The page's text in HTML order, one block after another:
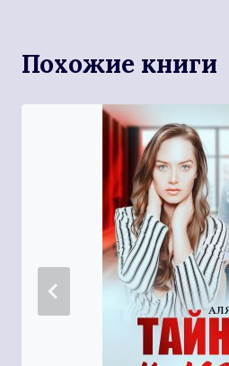
Похожие книги